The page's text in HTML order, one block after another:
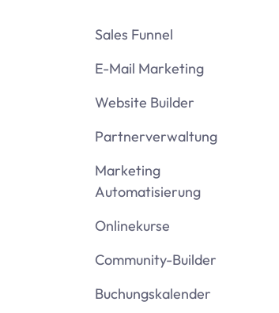
Sales Funnel
E-Mail Marketing
Website Builder
Partnerverwaltung
Marketing
Automatisierung
Onlinekurse
Community-Builder
Buchungskalender